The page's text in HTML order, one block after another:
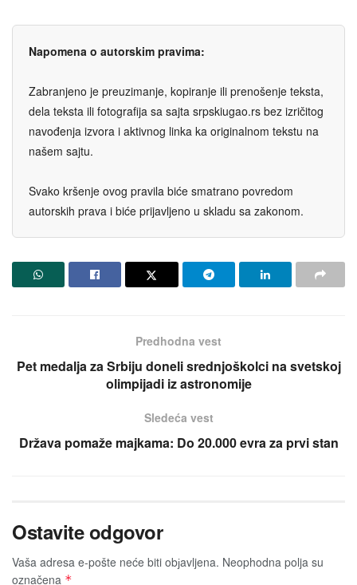
Napomena o autorskim pravima:
Zabranjeno je preuzimanje, kopiranje ili prenošenje teksta,
dela teksta ili fotografija sa sajta srpskiugao.rs bez izričitog
navođenja izvora i aktivnog linka ka originalnom tekstu na
našem sajtu.
Svako kršenje ovog pravila biće smatrano povredom
autorskih prava i biće prijavljeno u skladu sa zakonom.
Predhodna vest
Pet medalja za Srbiju doneli srednjoškolci na svetskoj
olimpijadi iz astronomije
Sledeća vest
Država pomaže majkama: Do 20.000 evra za prvi stan
Ostavite odgovor
Vaša adresa e-pošte neće biti obјavljena. Neophodna polja su
označena *